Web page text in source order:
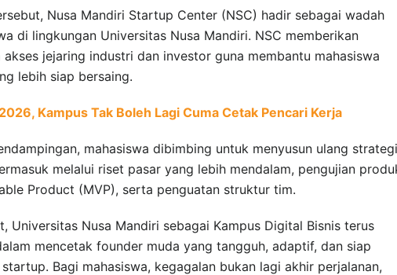
Nusa Mandiri Startup Center (NSC) hadir sebagai wadah
di lingkungan Universitas Nusa Mandiri. NSC memberikan
jejaring industri dan investor guna membantu mahasiswa
lebih siap bersaing.
Kampus Tak Boleh Lagi Cuma Cetak Pencari Kerja
mahasiswa dibimbing untuk menyusun ulang strategi
melalui riset pasar yang lebih mendalam, pengujian
Product (MVP), serta penguatan struktur tim.
Universitas Nusa Mandiri sebagai Kampus Digital Bisnis terus
mencetak founder muda yang tangguh, adaptif, dan siap
Bagi mahasiswa, kegagalan bukan lagi akhir perjalanan,